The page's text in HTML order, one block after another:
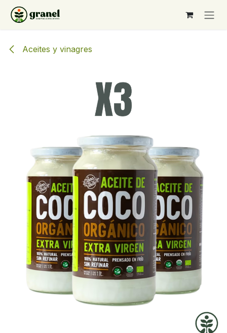
Ir al contenido
Aceites y vinagres